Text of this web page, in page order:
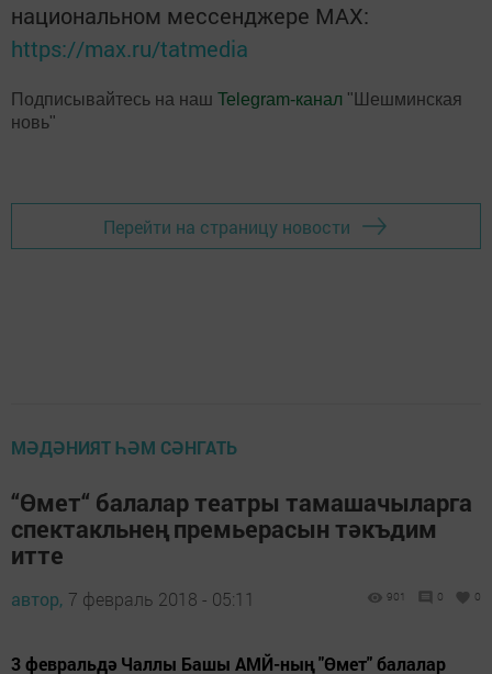
национальном мессенджере MАХ:
https://max.ru/tatmedia
Подписывайтесь на наш Telegram-канал "Шешминская
новь"
Перейти на страницу новости
МӘДӘНИЯТ ҺӘМ СӘНГАТЬ
“Өмет“ балалар театры тамашачыларга
спектакльнең премьерасын тәкъдим
итте
автор, 7 февраль 2018 - 05:11 901 0 0
3 февральдә Чаллы Башы АМЙ-ның "Өмет" балалар